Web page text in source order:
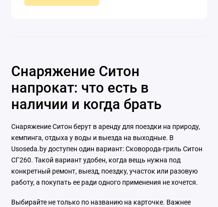
Снаряжение Ситон
напрокат: что есть в
наличии и когда брать
Снаряжение Ситон берут в аренду для поездки на природу,
кемпинга, отдыха у воды и выезда на выходные. В
Usoseda.by доступен один вариант: Сковорода-гриль Ситон
СГ260. Такой вариант удобен, когда вещь нужна под
конкретный ремонт, выезд, поездку, участок или разовую
работу, а покупать ее ради одного применения не хочется.
Выбирайте не только по названию на карточке. Важнее